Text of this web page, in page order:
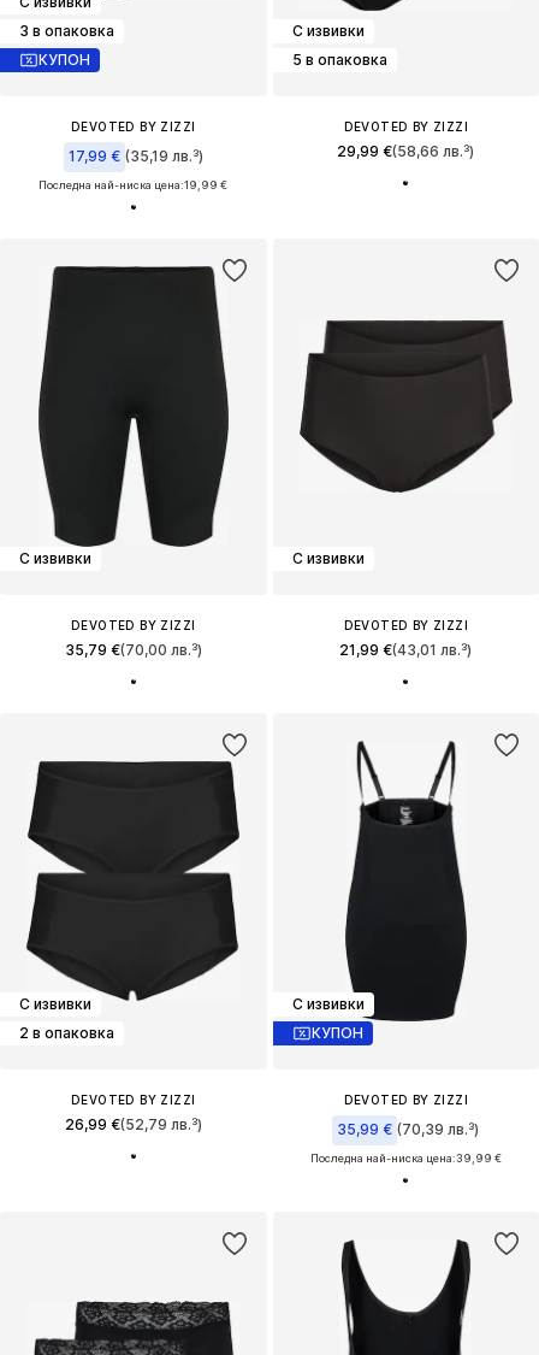
3 в опаковка
КУПОН
DEVOTED BY ZIZZI
17,99 € (35,19 лв.³)
Последна най-ниска цена:19,99 €
С извивки
5 в опаковка
DEVOTED BY ZIZZI
29,99 €(58,66 лв.³)
С извивки
DEVOTED BY ZIZZI
35,79 €(70,00 лв.³)
С извивки
DEVOTED BY ZIZZI
21,99 €(43,01 лв.³)
С извивки
2 в опаковка
DEVOTED BY ZIZZI
26,99 €(52,79 лв.³)
С извивки
КУПОН
DEVOTED BY ZIZZI
35,99 € (70,39 лв.³)
Последна най-ниска цена:39,99 €